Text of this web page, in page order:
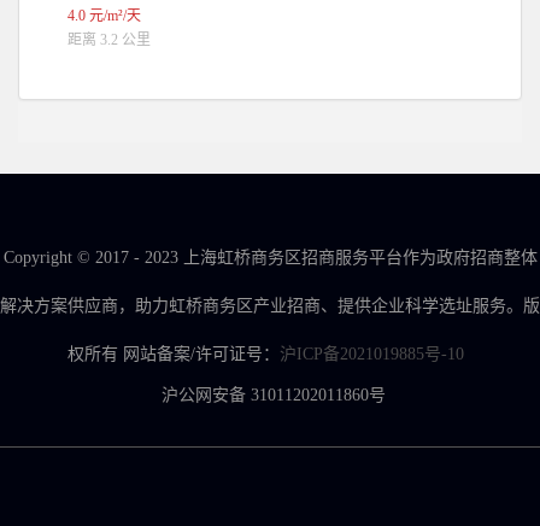
4.0 元/m²/天
距离 3.2 公里
Copyright © 2017 - 2023 上海虹桥商务区招商服务平台作为政府招商整体
解决方案供应商，助力虹桥商务区产业招商、提供企业科学选址服务。版
权所有 网站备案/许可证号： 沪ICP备2021019885号-10
沪公网安备 31011202011860号